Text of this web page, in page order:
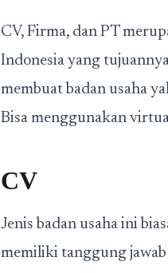
CV, Firma, dan PT
Indonesia yang
membuat badan usaha
Bisa menggunakan
CV
Jenis badan usaha ini
memiliki tanggung